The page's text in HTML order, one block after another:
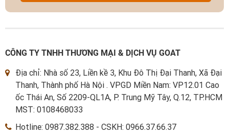
CÔNG TY TNHH THƯƠNG MẠI & DỊCH VỤ GOAT
Địa chỉ: Nhà số 23, Liền kề 3, Khu Đô Thị Đại Thanh, Xã Đại
Thanh, Thành phố Hà Nội . VPGD Miền Nam: VP12.01 Cao
ốc Thái An, Số 2209-QL1A, P. Trung Mỹ Tây, Q.12, TP.HCM
MST: 0108468033
Hotline: 0987.382.388 - CSKH: 0966.37.66.37